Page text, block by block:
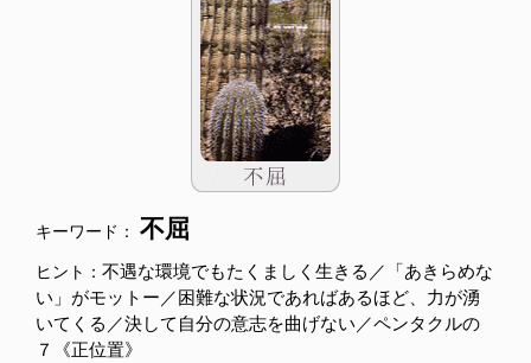
キーワード： 不屈
ヒント： 不遇な環境でもたくましく生きる／「あきらめな
い」がモットー／困難な状況であればあるほど、力が湧
いてくる／決して自分の意志を曲げない／ペンタクルの
７《正位置》